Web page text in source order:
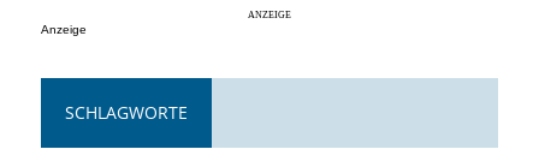
Anzeige
SCHLAGWORTE